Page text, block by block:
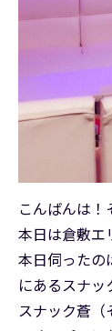
こんばんは
本日は倉敷エ
本日伺ったの
にあるスナッ
スナック蒼（